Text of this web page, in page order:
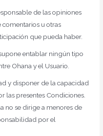
de las opiniones
comentarios u otras
que pueda haber.
entablar ningún tipo
Ohana y el Usuario.
y disponer de la capacidad
las presentes Condiciones.
no se dirige a menores de
por el